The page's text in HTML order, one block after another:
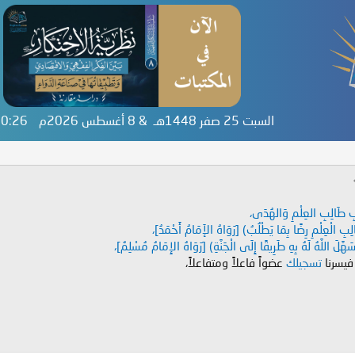
السبت 25 صفر 1448هـ & 8 أغسطس 2026م
طَالِبِ العِلْمِ وَالهُدَى،
الْعِلْمِ رِضًا بِمَا يَطْلُبُ) [رَوَاهُ الإَمَامُ أَحْمَدُ]،
اللَّهُ لَهُ بِهِ طَرِيقًا إِلَى الْجَنَّةِ) [رَوَاهُ الإِمَامُ مُسْلِمٌ]،
تسجيلك عضواً فاعلاً ومتفاعلاً،